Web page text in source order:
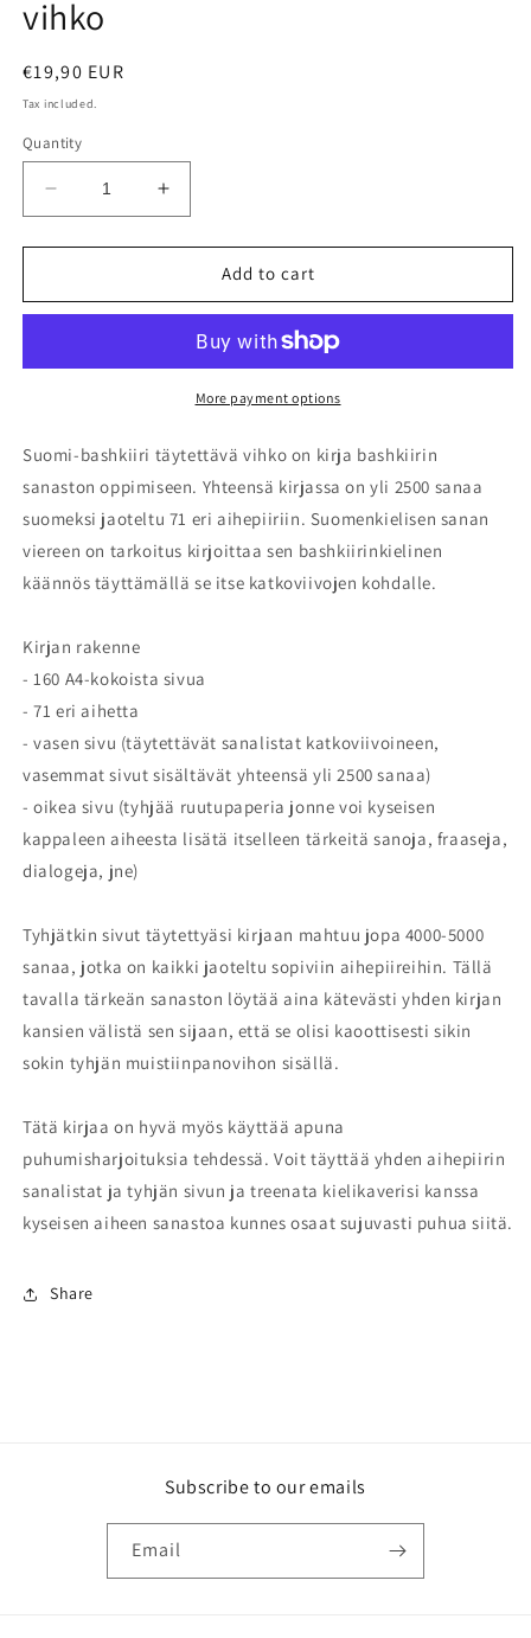
vihko
Regular
price
€19,90 EUR
Tax included.
Quantity
Decrease
quantity
for
bashkiiri
Increase
quantity
for
Suomi-
bashkiiri
vihko
Add to cart
More payment options
Suomi-bashkiiri täytettävä vihko on kirja bashkiirin
sanaston oppimiseen. Yhteensä kirjassa on yli 2500 sanaa
suomeksi jaoteltu 71 eri aihepiiriin. Suomenkielisen sanan
viereen on tarkoitus kirjoittaa sen bashkiirinkielinen
käännös täyttämällä se itse katkoviivojen kohdalle.
Kirjan rakenne
- 160 A4-kokoista sivua
- 71 eri aihetta
- vasen sivu (täytettävät sanalistat katkoviivoineen,
vasemmat sivut sisältävät yhteensä yli 2500 sanaa)
- oikea sivu (tyhjää ruutupaperia jonne voi kyseisen
kappaleen aiheesta lisätä itselleen tärkeitä sanoja, fraaseja,
dialogeja, jne)
Tyhjätkin sivut täytettyäsi kirjaan mahtuu jopa 4000-5000
sanaa, jotka on kaikki jaoteltu sopiviin aihepiireihin. Tällä
tavalla tärkeän sanaston löytää aina kätevästi yhden kirjan
kansien välistä sen sijaan, että se olisi kaoottisesti sikin
sokin tyhjän muistiinpanovihon sisällä.
Tätä kirjaa on hyvä myös käyttää apuna
puhumisharjoituksia tehdessä. Voit täyttää yhden aihepiirin
sanalistat ja tyhjän sivun ja treenata kielikaverisi kanssa
kyseisen aiheen sanastoa kunnes osaat sujuvasti puhua siitä.
Share
Subscribe to our emails
Email